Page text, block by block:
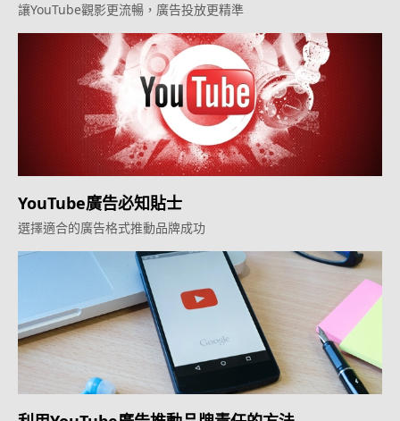
讓YouTube觀影更流暢，廣告投放更精準
YouTube廣告必知貼士
選擇適合的廣告格式推動品牌成功